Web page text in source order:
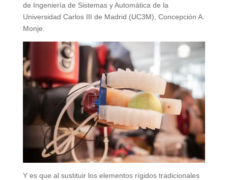
de Ingeniería de Sistemas y Automática de la
Universidad Carlos III de Madrid (UC3M), Concepción A.
Monje.
Y es que al sustituir los elementos rígidos tradicionales